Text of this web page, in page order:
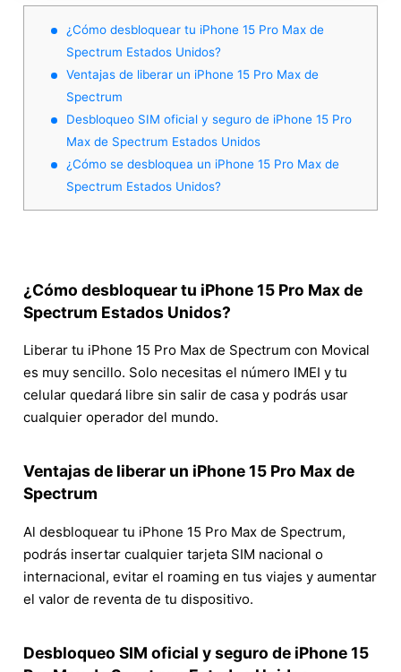
¿Cómo desbloquear tu iPhone 15 Pro Max de
Spectrum Estados Unidos?
Ventajas de liberar un iPhone 15 Pro Max de
Spectrum
Desbloqueo SIM oficial y seguro de iPhone 15 Pro
Max de Spectrum Estados Unidos
¿Cómo se desbloquea un iPhone 15 Pro Max de
Spectrum Estados Unidos?
¿Cómo desbloquear tu iPhone 15 Pro Max de
Spectrum Estados Unidos?
Liberar tu iPhone 15 Pro Max de Spectrum con Movical
es muy sencillo. Solo necesitas el número IMEI y tu
celular quedará libre sin salir de casa y podrás usar
cualquier operador del mundo.
Ventajas de liberar un iPhone 15 Pro Max de
Spectrum
Al desbloquear tu iPhone 15 Pro Max de Spectrum,
podrás insertar cualquier tarjeta SIM nacional o
internacional, evitar el roaming en tus viajes y aumentar
el valor de reventa de tu dispositivo.
Desbloqueo SIM oficial y seguro de iPhone 15